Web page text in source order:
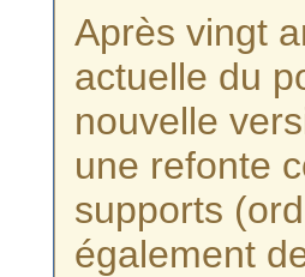
Après vingt
actuelle du
nouvelle
une refonte
supports
également